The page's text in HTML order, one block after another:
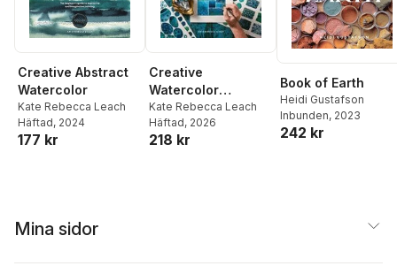
Creative Abstract
Watercolor
Kate Rebecca Leach
Häftad, 2024
177 kr
Creative
Watercolor
Workbook
Kate Rebecca Leach
Häftad, 2026
218 kr
Book of Earth
Heidi Gustafson
Inbunden, 2023
242 kr
Mina sidor